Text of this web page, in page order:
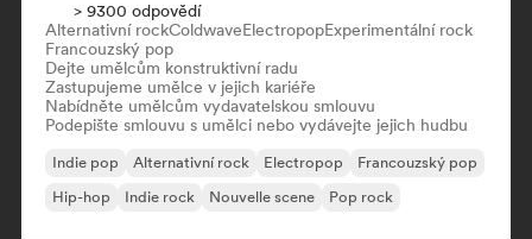
> 9300 odpovědí
Alternativní rockColdwaveElectropopExperimentální rock
Francouzský pop
Dejte umělcům konstruktivní radu
Zastupujeme umělce v jejich kariéře
Nabídněte umělcům vydavatelskou smlouvu
Podepište smlouvu s umělci nebo vydávejte jejich hudbu
Indie pop Alternativní rock Electropop
Francouzský pop
Hip-hop
Indie rock Nouvelle scene Pop rock